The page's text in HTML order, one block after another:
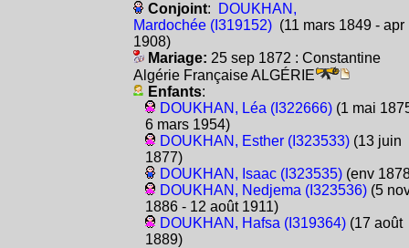
Conjoint:
DOUKHAN,
Mardochée (I319152)(11 mars 1849 - apr
1908)
Mariage: 25 sep 1872 : Constantine
Algérie Française ALGÉRIE
Enfants:
DOUKHAN, Léa (I322666)(1 mai
6 mars 1954)
DOUKHAN, Esther (I323533)(13 juin
1877)
DOUKHAN, Isaac (I323535)(env
DOUKHAN, Nedjema (I323536)(5
1886 - 12 août 1911)
DOUKHAN, Hafsa (I319364)(17 août
1889)